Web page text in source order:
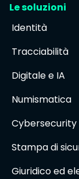
Le soluzioni
Identità
Tracciabilità
Digitale e IA
Numismatica
Cybersecurity
Stampa di
Giuridico ed